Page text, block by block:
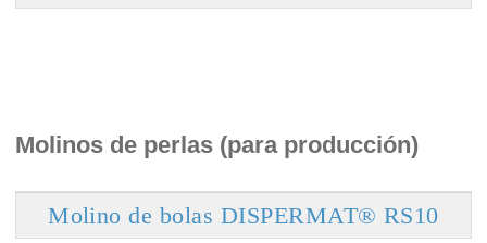
Molinos de perlas (para producción)
Molino de bolas DISPERMAT® RS10